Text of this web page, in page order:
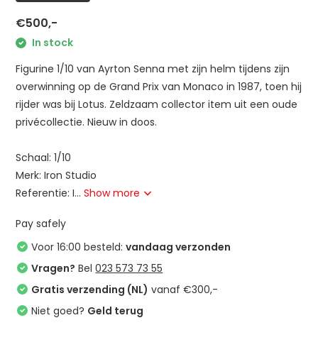
€500,-
In stock
Figurine 1/10 van Ayrton Senna met zijn helm tijdens zijn
overwinning op de Grand Prix van Monaco in 1987, toen hij
rijder was bij Lotus. Zeldzaam collector item uit een oude
privécollectie. Nieuw in doos.
Schaal: 1/10
Merk: Iron Studio
Referentie: I...Show more
Pay safely
Voor 16:00 besteld:vandaag verzonden
Vragen? Bel023 573 73 55
Gratis verzending (NL) vanaf €300,-
Niet goed? Geld terug